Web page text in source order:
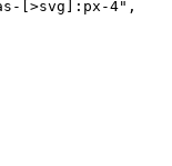
[>svg]:px-4" ,